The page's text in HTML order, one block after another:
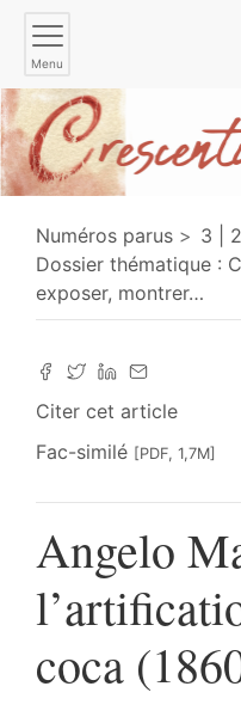
Menu
Numéros parus
3 |
Dossier thématique :
exposer, montrer…
Citer cet article
Fac-similé [PDF, 1,7M]
Angelo
coca